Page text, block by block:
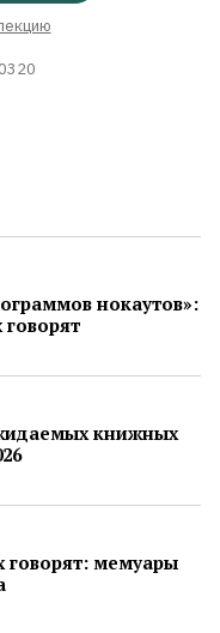
нокаутов»:
книжных
говорят: мемуары